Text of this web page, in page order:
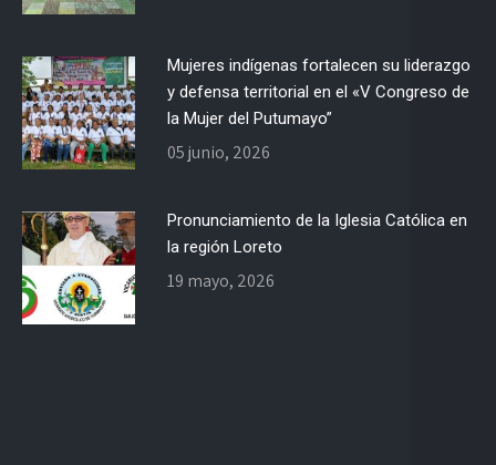
Mujeres indígenas fortalecen su liderazgo
y defensa territorial en el «V Congreso de
la Mujer del Putumayo”
05 junio, 2026
Pronunciamiento de la Iglesia Católica en
la región Loreto
19 mayo, 2026